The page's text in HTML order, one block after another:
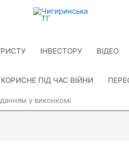
ІНВЕСТОРУ ВІДЕО
КОРИСНЕ ПІД ЧАС ВІЙНИ
у виконкомі